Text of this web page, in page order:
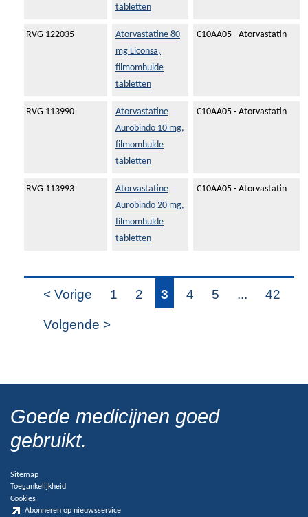
tabletten
RVG 122035
Atorvastatine 80
mg Liconsa,
filmomhulde
tabletten
C10AA05 - Atorvastatin
RVG 113990
Atorvastatine
Aurobindo 10 mg,
filmomhulde
tabletten
C10AA05 - Atorvastatin
RVG 113993
Atorvastatine
Aurobindo 20 mg,
filmomhulde
tabletten
C10AA05 - Atorvastatin
< Vorige 1 2 3 4 5 ... 42
Volgende >
Goede medicijnen goed
gebruikt.
Sitemap
Toegankelijkheid
Cookies
Abonneren op nieuwsservice